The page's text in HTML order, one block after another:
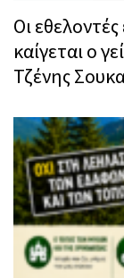
Οι
καίγεται ο
Τζένης